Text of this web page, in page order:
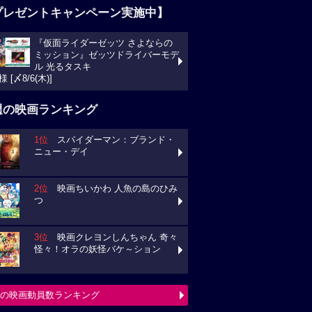
ゼントキャンペーン実施中】
『仮面ライダーゼッツ さよならの
ミッション』ゼッツドライバーモデ
ル 光るタスキ
[〆8/6(木)]
の映画ランキング
1位 スパイダーマン：ブランド・
ニュー・デイ
2位 映画ちいかわ 人魚の島のひみ
つ
3位 映画クレヨンしんちゃん 奇々
怪々！オラの妖怪バケ～ション
映画動員数ランキング